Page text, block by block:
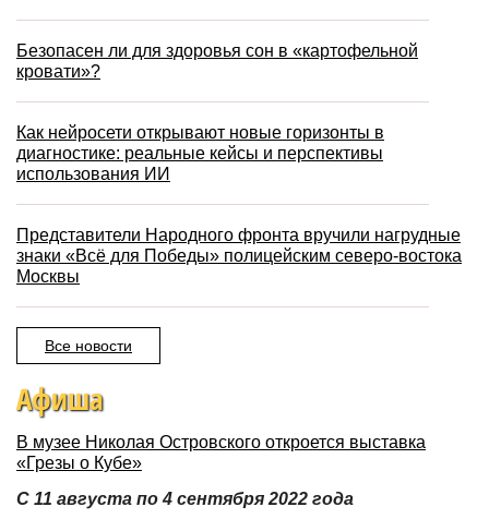
Безопасен ли для здоровья сон в «картофельной
кровати»?
Как нейросети открывают новые горизонты в
диагностике: реальные кейсы и перспективы
использования ИИ
Представители Народного фронта вручили нагрудные
знаки «Всё для Победы» полицейским северо-востока
Москвы
Все новости
Афиша
В музее Николая Островского откроется выставка
«Грезы о Кубе»
С 11 августа по 4 сентября 2022 года